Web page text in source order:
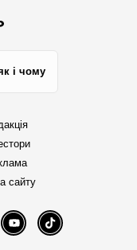
і чому
сайту
YouTube TikTok